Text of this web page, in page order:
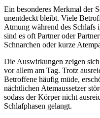
Ein besonderes Merkmal der
unentdeckt bleibt. Viele
Atmung während des Schlafs
sind es oft Partner oder
Schnarchen oder kurze
Die Auswirkungen zeigen
vor allem am Tag. Trotz
Betroffene häufig müde,
nächtlichen Atemaussetzer
sodass der Körper nicht
Schlafphasen gelangt.